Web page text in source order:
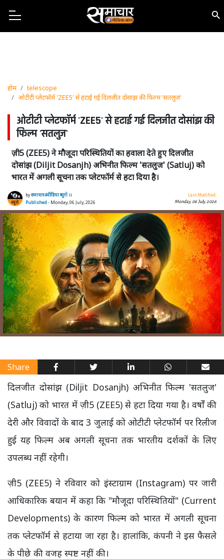
होम
telescope
ओटीटी प्लेटफॉर्म 'ZEE5' से हटाई गई दिलजीत दोसांझ की फिल्म 'सतलुज'
ओटीटी प्लेटफॉर्म 'ZEE5' से हटाई गई दिलजीत दोसांझ की
फिल्म 'सतलुज'
ज़ी5 (ZEE5) ने मौजूदा परिस्थितियों का हवाला देते हुए दिलजीत
दोसांझ (Diljit Dosanjh) अभिनीत फिल्म 'सतलुज' (Satluj) को
भारत में अगली सूचना तक प्लेटफॉर्म से हटा दिया है।
byसमाचार4मीडिया ब्यूरो ।।
Published- Monday, 06 July, 2026
Last Modified:
Monday, 06 July, 2026
Share
दिलजीत दोसांझ (Diljit Dosanjh) अभिनीत फिल्म 'सतलुज'
(Satluj) को भारत में ज़ी5 (ZEE5) से हटा दिया गया है। वर्षों की
देरी और विवादों के बाद 3 जुलाई को ओटीटी प्लेटफॉर्म पर रिलीज
हुई यह फिल्म अब अगली सूचना तक भारतीय दर्शकों के लिए
उपलब्ध नहीं रहेगी।
ज़ी5 (ZEE5) ने रविवार को इंस्टाग्राम (Instagram) पर जारी
आधिकारिक बयान में कहा कि "मौजूदा परिस्थितियों" (Current
Developments) के कारण फिल्म को भारत में अगली सूचना
तक प्लेटफॉर्म से हटाया जा रहा है। हालांकि, कंपनी ने इस फैसले
के पीछे की वजह स्पष्ट नहीं की।